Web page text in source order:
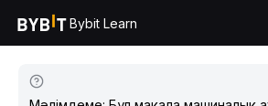
Bybit Learn